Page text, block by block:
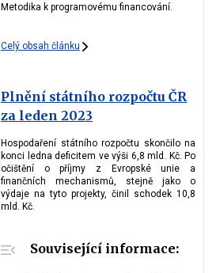
Metodika k programovému financování.
Celý obsah článku
Plnění státního rozpočtu ČR
za leden 2023
Hospodaření státního rozpočtu skončilo na
konci ledna deficitem ve výši 6,8 mld. Kč. Po
očištění o příjmy z Evropské unie a
finančních mechanismů, stejně jako o
výdaje na tyto projekty, činil schodek 10,8
mld. Kč.
Související informace: